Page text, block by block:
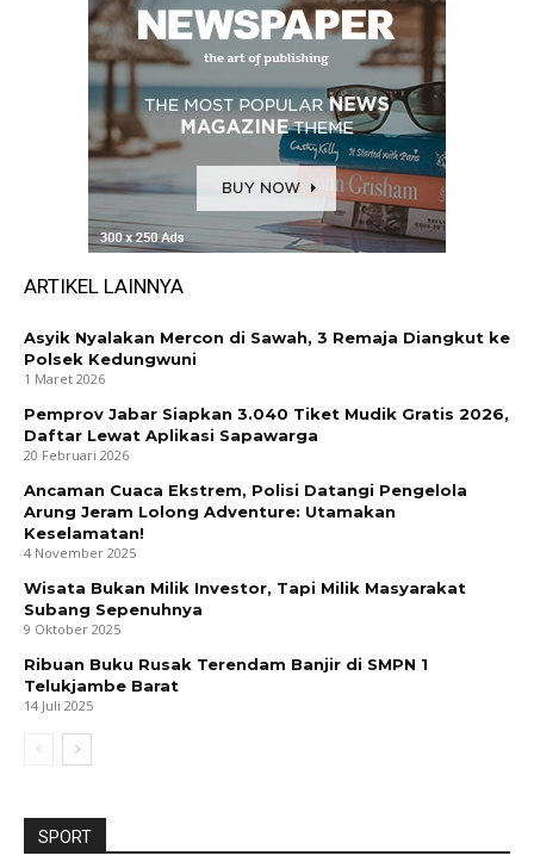
ARTIKEL LAINNYA
Asyik Nyalakan Mercon di Sawah, 3 Remaja Diangkut ke
Polsek Kedungwuni
1 Maret 2026
Pemprov Jabar Siapkan 3.040 Tiket Mudik Gratis 2026,
Daftar Lewat Aplikasi Sapawarga
20 Februari 2026
Ancaman Cuaca Ekstrem, Polisi Datangi Pengelola
Arung Jeram Lolong Adventure: Utamakan
Keselamatan!
4 November 2025
Wisata Bukan Milik Investor, Tapi Milik Masyarakat
Subang Sepenuhnya
9 Oktober 2025
Ribuan Buku Rusak Terendam Banjir di SMPN 1
Telukjambe Barat
14 Juli 2025
SPORT